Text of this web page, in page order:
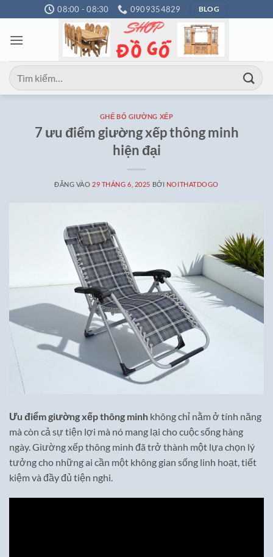
qua
nội
08:00 - 08:30 0909354829 BLOG
Tìm
kiếm:
GHẾ BỐ GIƯỜNG XẾP
7 ưu điểm giường xếp thông minh
hiện đại
ĐĂNG VÀO 29 THÁNG 6, 2025 BỞI NOITHATDOGO
Ưu điểm giường xếp thông minh không chỉ nằm ở tính năng
mà còn cả sự tiện lợi mà nó mang lại cho cuộc sống hàng
ngày. Giường xếp thông minh đã trở thành một lựa chọn lý
tưởng cho những ai cần một không gian sống linh hoạt, tiết
kiệm và đầy đủ tiện nghi.